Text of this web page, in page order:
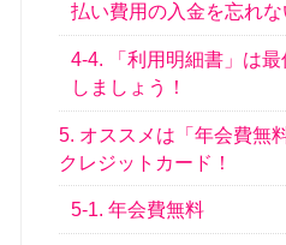
払い費用の入金を忘れな
4-4. 「利用明細書」は
しましょう！
5. オススメは「年会費無
クレジットカード！
5-1. 年会費無料